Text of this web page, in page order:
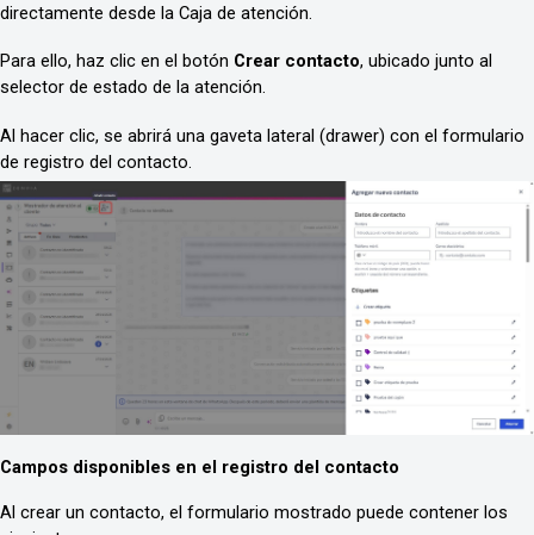
directamente desde la Caja de atención.
Para ello, haz clic en el botón Crear contacto, ubicado junto al
selector de estado de la atención.
Al hacer clic, se abrirá una gaveta lateral (drawer) con el formulario
de registro del contacto.
Campos disponibles en el registro del contacto
Al crear un contacto, el formulario mostrado puede contener los